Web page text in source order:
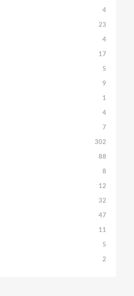
4
23
4
17
5
9
1
4
7
302
88
8
12
32
47
11
5
2